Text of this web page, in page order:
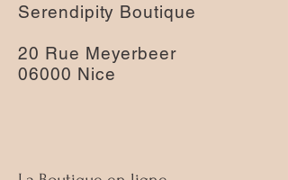
Serendipity Boutique
20 Rue Meyerbeer
06000 Nice